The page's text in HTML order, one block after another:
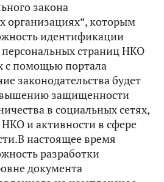
закона
организациях“, которым
идентификации
страниц НКО
с помощью портала
законодательства будет
защищенности
в социальных сетях,
НКО и активности в сфере
настоящее время
разработки
документа